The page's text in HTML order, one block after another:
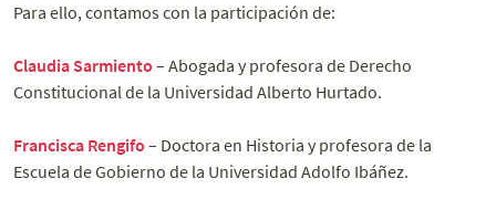
Para ello, contamos con la participación de:
Claudia Sarmiento – Abogada y profesora de Derecho
Constitucional de la Universidad Alberto Hurtado.
Francisca Rengifo – Doctora en Historia y profesora de la
Escuela de Gobierno de la Universidad Adolfo Ibáñez.